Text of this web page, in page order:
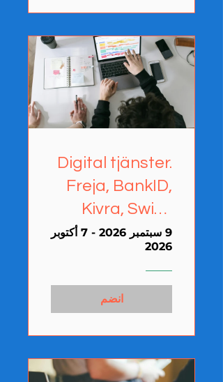
Digital tjänster.
Freja, BankID,
Kivra, Swish
med mera
(Karlshamn)
9 سبتمبر 2026 - 7 أكتوبر
2026
انضم